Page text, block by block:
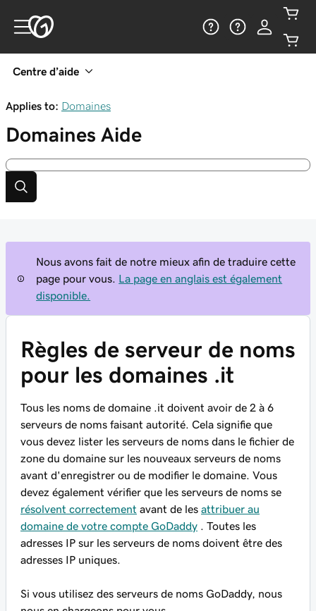
Centre d’aide
Applies to: Domaines
Domaines Aide
Nous avons fait de notre mieux afin de traduire cette
page pour vous.
La page en anglais est également
disponible.
Règles de serveur de noms
pour les domaines .it
Tous les noms de domaine .it doivent avoir de 2 à 6
serveurs de noms faisant autorité. Cela signifie que
vous devez lister les serveurs de noms dans le fichier de
zone du domaine sur les nouveaux serveurs de noms
avant d'enregistrer ou de modifier le domaine. Vous
devez également vérifier que les serveurs de noms se
résolvent correctement avant de les attribuer au
domaine de votre compte GoDaddy . Toutes les
adresses IP sur les serveurs de noms doivent être des
adresses IP uniques.
Si vous utilisez des serveurs de noms GoDaddy, nous